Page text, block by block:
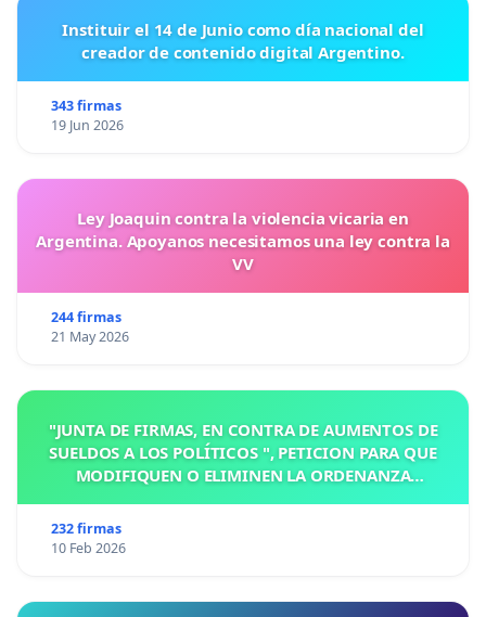
Instituir el 14 de Junio como día nacional del
creador de contenido digital Argentino.
343 firmas
19 Jun 2026
Ley Joaquin contra la violencia vicaria en
Argentina. Apoyanos necesitamos una ley contra la
VV
244 firmas
21 May 2026
"JUNTA DE FIRMAS, EN CONTRA DE AUMENTOS DE
SUELDOS A LOS POLÍTICOS ", PETICION PARA QUE
MODIFIQUEN O ELIMINEN LA ORDENANZA
232 firmas
10 Feb 2026